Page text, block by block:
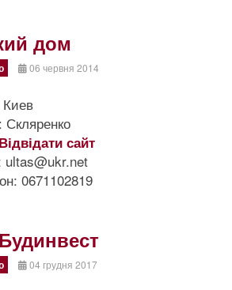
дом
06 червня 2014
Киев
Скляренко
Відвідати сайт
ultas@ukr.net
0671102819
04 грудня 2017